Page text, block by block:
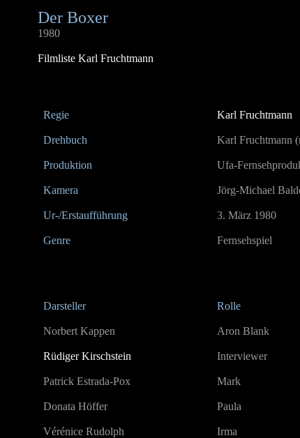
Der Boxer
1980
Filmliste Karl Fruchtmann
Regie Karl Fruchtmann
Drehbuch Karl Fruchtmann
Produktion Ufa-
Kamera Jörg-Michael
Ur-/Erstaufführung 3. März 1980
Genre Fernsehspiel
Darsteller Rolle
Norbert Kappen Aron Blank
Rüdiger Kirschstein Interviewer
Patrick Estrada-Pox Mark
Donata Höffer Paula
Vérénice Rudolph Irma